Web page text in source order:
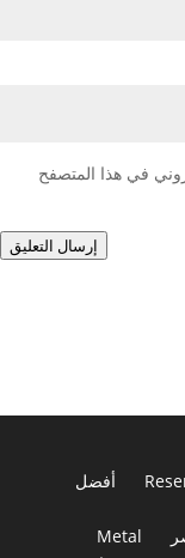
في هذا المتصفح
إرسال التعليق
أفضل
Metal